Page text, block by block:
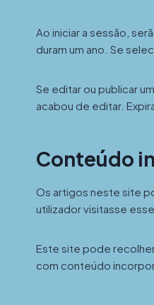
Ao iniciar a sessão,
duram um ano. Se
Se editar ou publicar
acabou de editar.
Conteúdo
Os artigos neste site
utilizador visitasse
Este site pode
com conteúdo